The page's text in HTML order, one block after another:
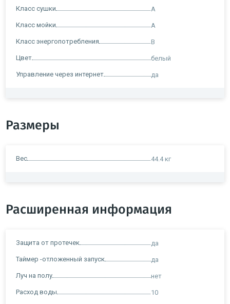
Класс сушки A
Класс мойки A
Класс энергопотребления B
Цвет белый
Управление через интернет да
Размеры
Вес 44.4 кг
Расширенная информация
Защита от протечек да
Таймер -отложенный запуск да
Луч на полу нет
Расход воды 10